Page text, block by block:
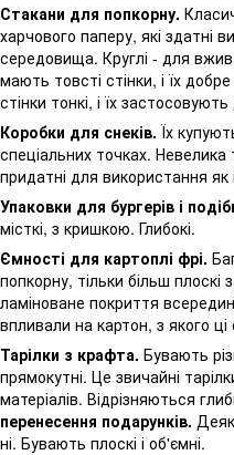
Стакани для попкорну.
харчового паперу, які здатні
середовища. Круглі - для
мають товсті стінки, і їх
стінки тонкі, і їх
Коробки для снеків.Їх
спеціальних точках.
придатні для використання
Упаковки для бургерів і
місткі, з кришкою. Глибокі.
Ємності для картоплі фрі.
попкорну, тільки більш
ламіноване покриття
впливали на картон, з якого ці
Тарілки з крафта. Бувають
прямокутні. Це звичайні
матеріалів. Відрізняються
перенесення подарунків.
ні. Бувають плоскі і об'ємні.